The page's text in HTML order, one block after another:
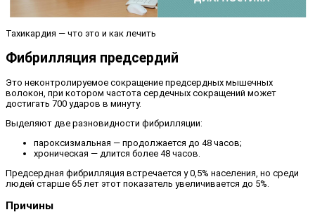
Тахикардия — что это и как лечить
Фибрилляция предсердий
Это неконтролируемое сокращение предсердных мышечных
волокон, при котором частота сердечных сокращений может
достигать 700 ударов в минуту.
Выделяют две разновидности фибрилляции:
пароксизмальная — продолжается до 48 часов;
хроническая — длится более 48 часов.
Предсердная фибрилляция встречается у 0,5% населения, но среди
людей старше 65 лет этот показатель увеличивается до 5%.
Причины